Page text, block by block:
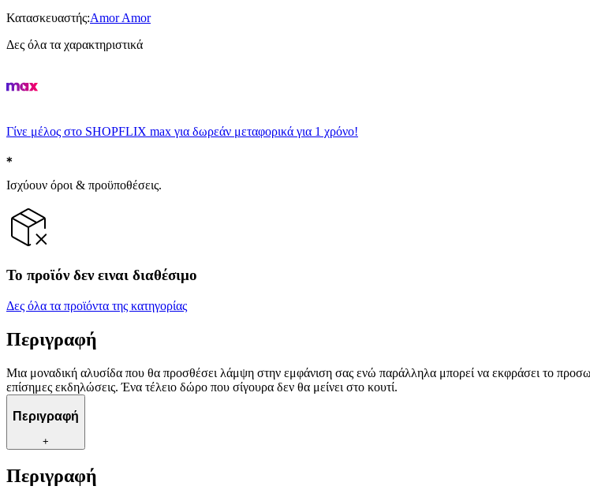
Κατασκευαστής:Amor Amor
Δες όλα τα χαρακτηριστικά
Γίνε μέλος στο SHOPFLIX max για δωρεάν μεταφορικά για 1 χρόνο!
Ισχύουν όροι & προϋποθέσεις.
Το προϊόν δεν ειναι διαθέσιμο
Δες όλα τα προϊόντα της κατηγορίας
Περιγραφή
Μια μοναδική αλυσίδα που θα προσθέσει λάμψη στην εμφάνιση σας ενώ παράλληλα μπορεί να εκφράσει το
επίσημες εκδηλώσεις. Ένα τέλειο δώρο που σίγουρα δεν θα μείνει στο κουτί.
Περιγραφή
+
Περιγραφή